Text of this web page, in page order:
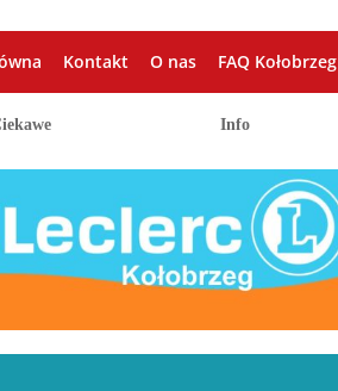
Kontakt O nas FAQ Kołobrzeg
Info